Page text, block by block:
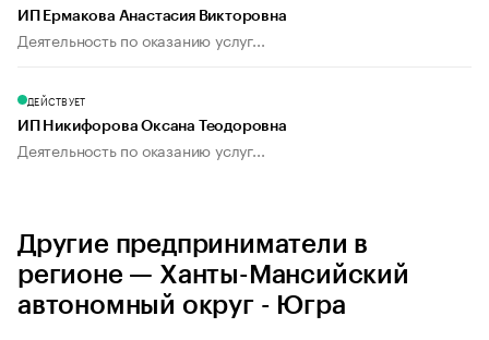
ИП Ермакова Анастасия Викторовна
Деятельность по оказанию услуг...
ДЕЙСТВУЕТ
ИП Никифорова Оксана Теодоровна
Деятельность по оказанию услуг...
Другие предприниматели в
регионе — Ханты-Мансийский
автономный округ - Югра